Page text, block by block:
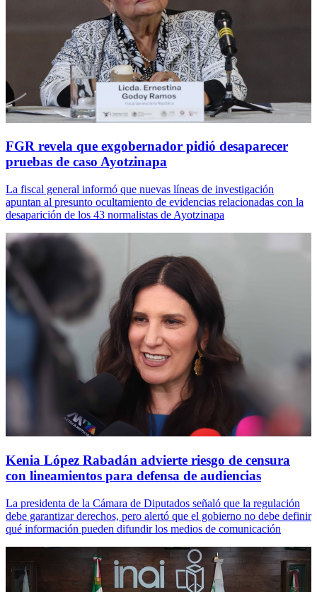
FGR revela que exgobernador pidió desaparecer
pruebas de caso Ayotzinapa
La fiscal general informó que nuevas líneas de investigación
apuntan al presunto ocultamiento de evidencias relacionadas con la
desaparición de los 43 normalistas de Ayotzinapa
Kenia López Rabadán advierte riesgo de censura
con lineamientos para defensa de audiencias
La presidenta de la Cámara de Diputados señaló que la regulación
debe garantizar derechos, pero alertó que el gobierno no debe definir
qué información pueden difundir los medios de comunicación